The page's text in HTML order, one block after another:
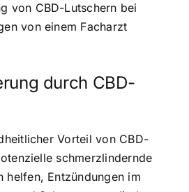
von CBD-Lutschern bei
von einem Facharzt
durch CBD-
Vorteil von CBD-
schmerzlindernde
helfen, Entzündungen im